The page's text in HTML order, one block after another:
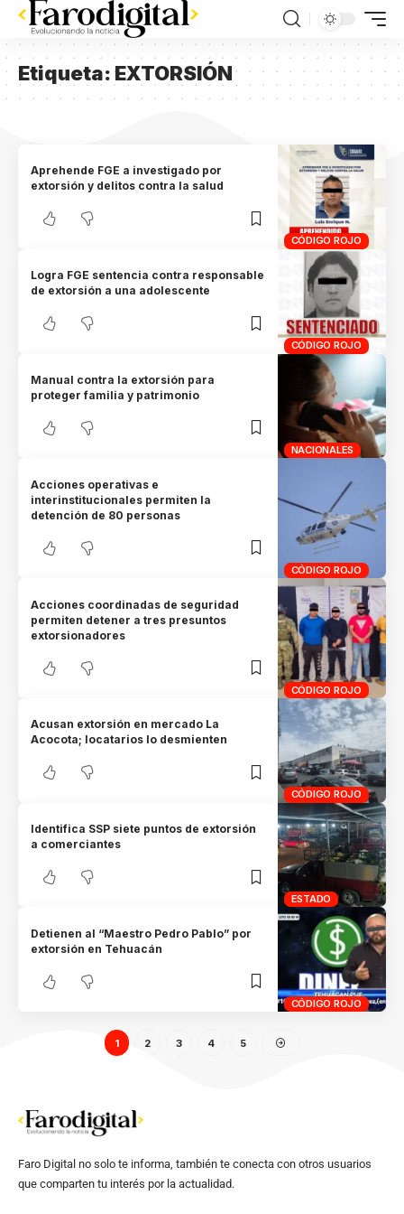
Etiqueta:EXTORSIÓN
CÓDIGO ROJO
Aprehende FGE a investigado por
extorsión y delitos contra la salud
CÓDIGO ROJO
Logra FGE sentencia contra responsable
de extorsión a una adolescente
NACIONALES
Manual contra la extorsión para
proteger familia y patrimonio
CÓDIGO ROJO
Acciones operativas e
interinstitucionales permiten la
detención de 80 personas
CÓDIGO ROJO
Acciones coordinadas de seguridad
permiten detener a tres presuntos
extorsionadores
CÓDIGO ROJO
Acusan extorsión en mercado La
Acocota; locatarios lo desmienten
ESTADO
Identifica SSP siete puntos de extorsión
a comerciantes
CÓDIGO ROJO
Detienen al “Maestro Pedro Pablo” por
extorsión en Tehuacán
1 2 3 4 5
Faro Digital no solo te informa, también te conecta con otros usuarios
que comparten tu interés por la actualidad.